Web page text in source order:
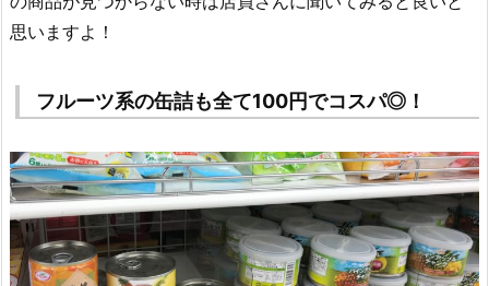
思いますよ！
フルーツ系の缶詰も全て100円でコスパ◎！